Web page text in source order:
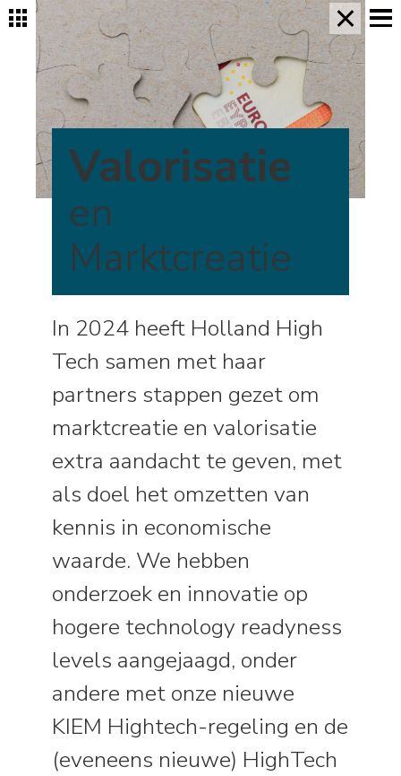
Valorisatie
en
Marktcreatie
In 2024 heeft Holland High
Tech samen met haar
partners stappen gezet om
marktcreatie en valorisatie
extra aandacht te geven, met
als doel het omzetten van
kennis in economische
waarde. We hebben
onderzoek en innovatie op
hogere technology readyness
levels aangejaagd, onder
andere met onze nieuwe
KIEM Hightech-regeling en de
(eveneens nieuwe) HighTech
×